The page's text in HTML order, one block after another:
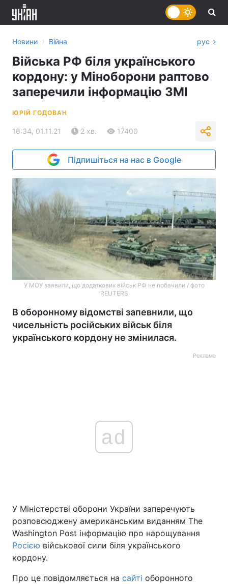
Україна Політика
Економіка Світ
Новини › Війна рус
Війська РФ біля українського
кордону: у Міноборони раптово
заперечили інформацію ЗМІ
ЮРІЙ ГОДОВАН
18:34, 01.11.21 2 хв. 17400
Підпишіться на нас в Google
У МОУ заявили, що додаткових військ РФ не побачили / фото
REUTERS
В оборонному відомстві запевнили, що
чисельність російських військ біля
українського кордону не змінилася.
Реклама
ad
У Міністерстві оборони України заперечують
розповсюджену американським виданням The
Washington Post інформацію про нарощування
Росією військової сили біля українського
кордону.
Про це повідомляється на сайті оборонного